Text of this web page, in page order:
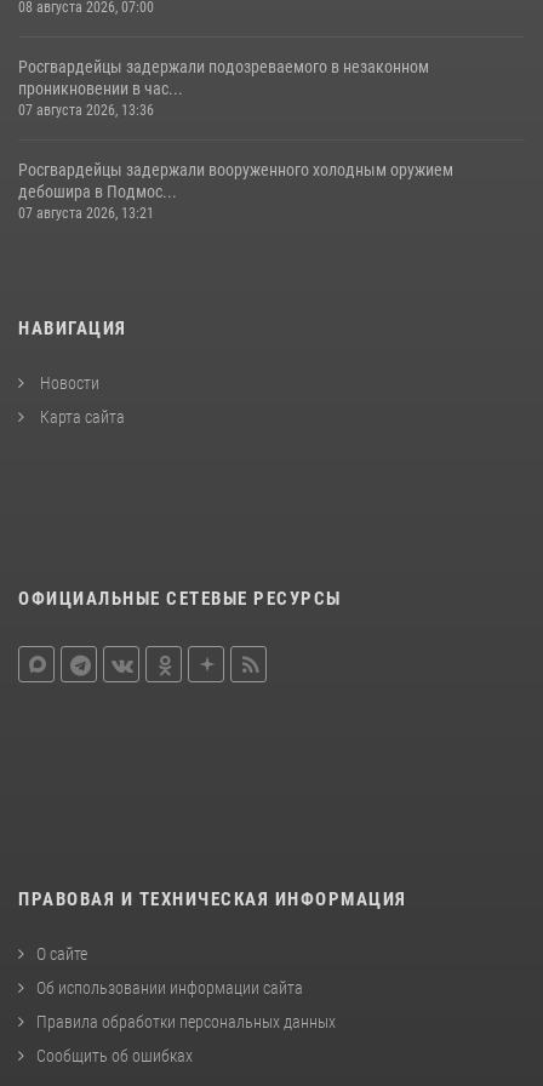
08 августа 2026, 07:00
Росгвардейцы задержали подозреваемого в незаконном
проникновении в час...
07 августа 2026, 13:36
Росгвардейцы задержали вооруженного холодным оружием
дебошира в Подмос...
07 августа 2026, 13:21
НАВИГАЦИЯ
Новости
Карта сайта
ОФИЦИАЛЬНЫЕ СЕТЕВЫЕ РЕСУРСЫ
ПРАВОВАЯ И ТЕХНИЧЕСКАЯ ИНФОРМАЦИЯ
О сайте
Об использовании информации сайта
Правила обработки персональных данных
Сообщить об ошибках